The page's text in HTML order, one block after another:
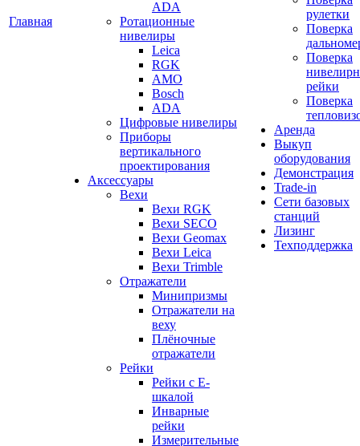
Главная
ADA
Ротационные
нивелиры
Leica
RGK
AMO
Bosch
ADA
Цифровые нивелиры
Приборы
вертикального
проектирования
Аксессуары
Вехи
Вехи RGK
Вехи SECO
Вехи Geomax
Вехи Leica
Вехи Trimble
Отражатели
Минипризмы
Отражатели на
веху
Плёночные
отражатели
Рейки
Рейки с E-
шкалой
Инварные
рейки
Измерительные
рулетки
Поверка
Поверка
рейки
Поверка
Аренда
Выкуп
оборудования
Демонстрация
Trade-in
Сети базовых
станций
Лизинг
Техподдержка